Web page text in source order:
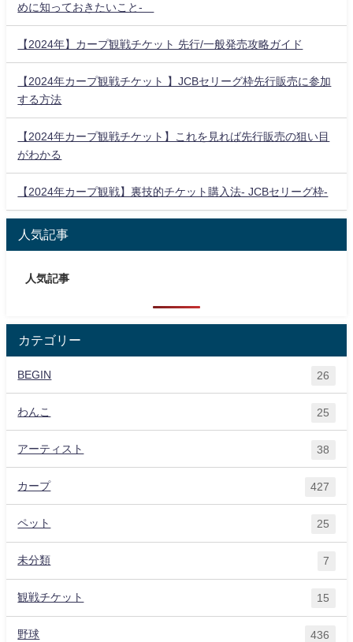
めに知っておきたいこと-
【2024年】カープ観戦チケット 先行/一般発売攻略ガイド
【2024年カープ観戦チケット 】JCBセリーグ枠先行販売に参加
する方法
【2024年カープ観戦チケット】これを見れば先行販売の狙い目
がわかる
【2024年カープ観戦】裏技的チケット購入法- JCBセリーグ枠-
人気記事
人気記事
カテゴリー
BEGIN 26
わんこ 25
アーティスト 38
カープ 427
ペット 25
未分類 7
観戦チケット 15
野球 436